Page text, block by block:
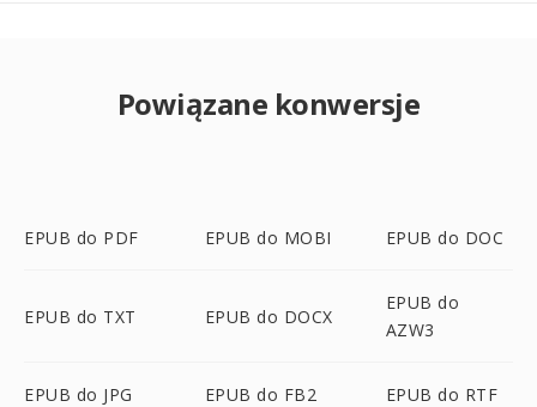
Powiązane konwersje
EPUB do PDF EPUB do MOBI EPUB do DOC
EPUB do TXT EPUB do DOCX
EPUB do
AZW3
EPUB do JPG EPUB do FB2 EPUB do RTF